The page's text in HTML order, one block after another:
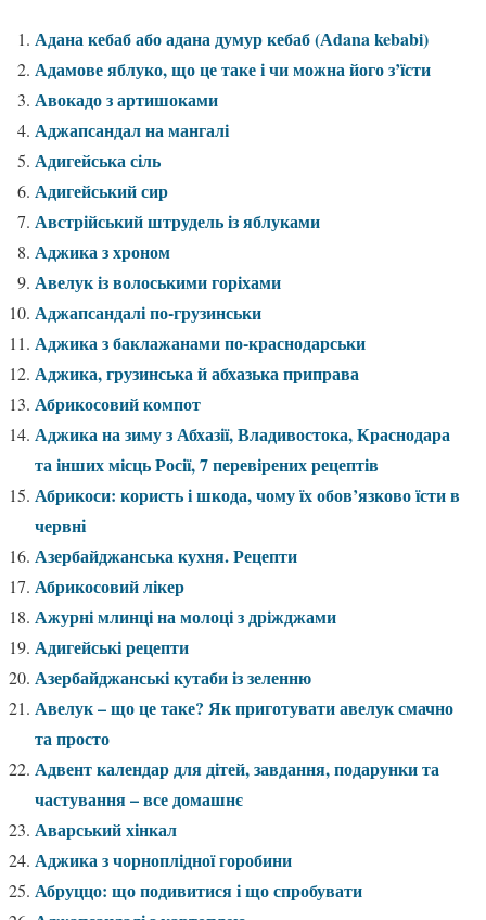
Адана кебаб або адана думур кебаб (Аdana kebabi)
Адамове яблуко, що це таке і чи можна його з’їсти
Авокадо з артишоками
Аджапсандал на мангалі
Адигейська сіль
Адигейський сир
Австрійський штрудель із яблуками
Аджика з хроном
Авелук із волоськими горіхами
Аджапсандалі по-грузинськи
Аджика з баклажанами по-краснодарськи
Аджика, грузинська й абхазька приправа
Абрикосовий компот
Аджика на зиму з Абхазії, Владивостока, Краснодара
та інших місць Росії, 7 перевірених рецептів
Абрикоси: користь і шкода, чому їх обов’язково їсти в
червні
Азербайджанська кухня. Рецепти
Абрикосовий лікер
Ажурні млинці на молоці з дріжджами
Адигейські рецепти
Азербайджанські кутаби із зеленню
Авелук – що це таке? Як приготувати авелук смачно
та просто
Адвент календар для дітей, завдання, подарунки та
частування – все домашнє
Аварський хінкал
Аджика з чорноплідної горобини
Абруццо: що подивитися і що спробувати